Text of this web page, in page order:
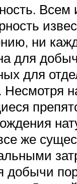
Всем
ни
для
для
Несмотря
же
добычи